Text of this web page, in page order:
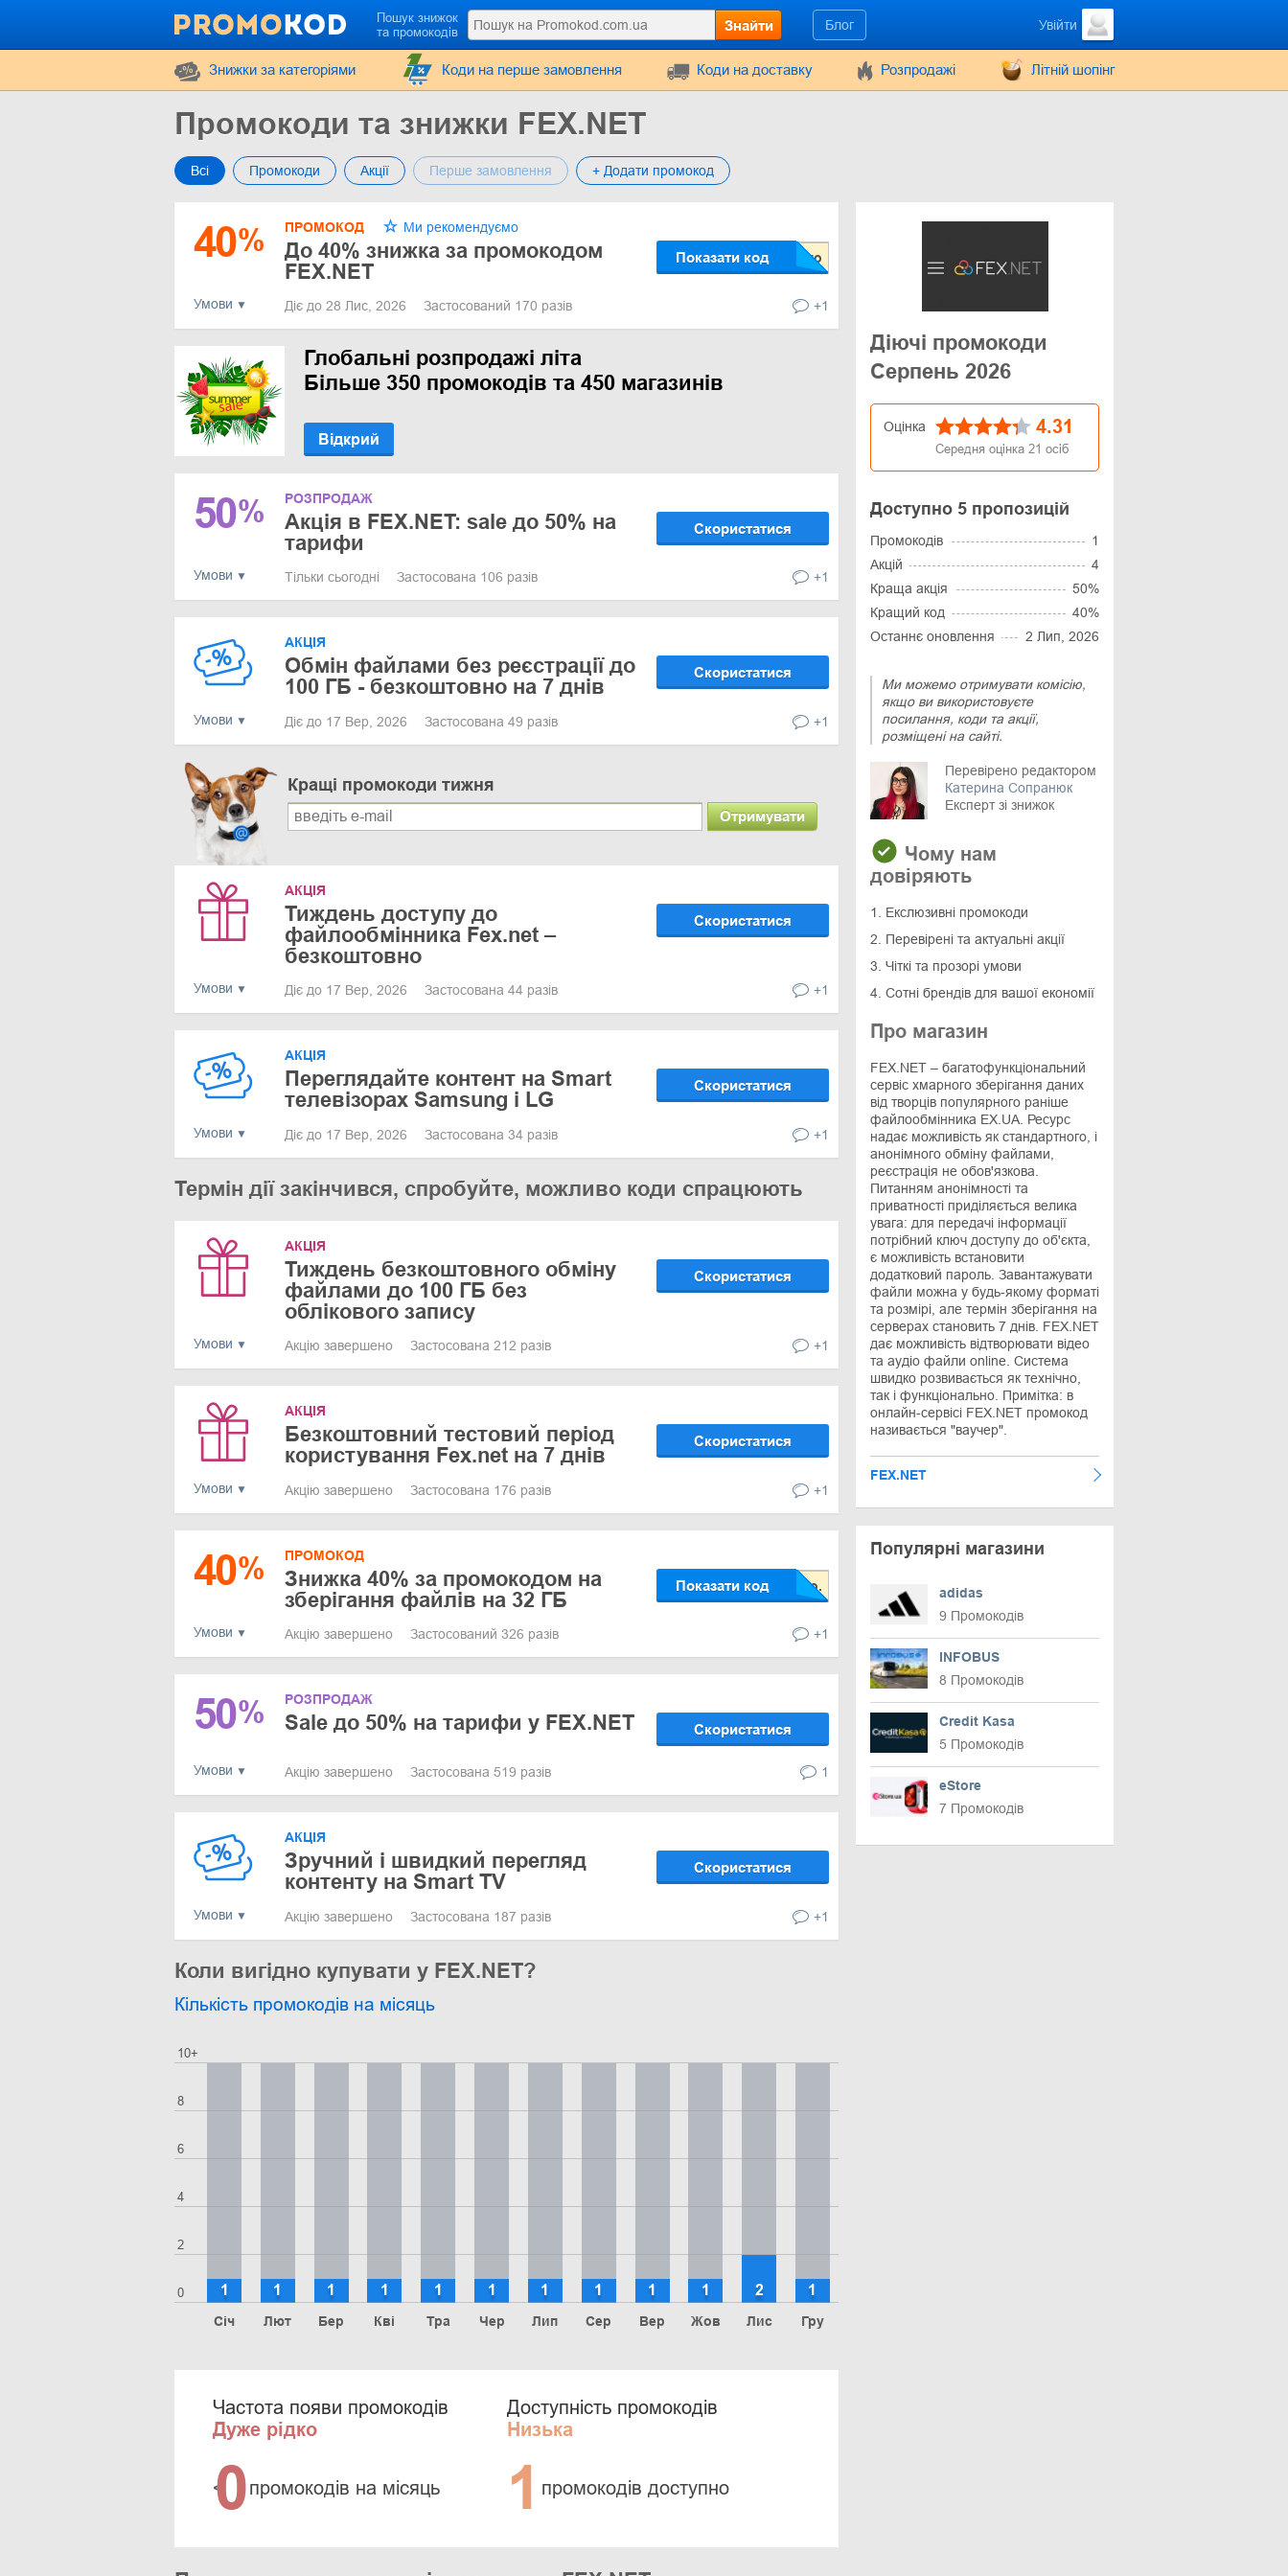
Пошук знижок
та промокодів
Знайти Блог Увійти
Знижки за категоріями Коди на перше замовлення Коди на доставку Розпродажі Літній шопінг
Промокоди та знижки FEX.NET
Всі Промокоди Акції Перше замовлення + Додати промокод
40%
Умови
ПРОМОКОД Ми рекомендуємо
До 40% знижка за промокодом
FEX.NET
Показати код
Діє до 28 Лис, 2026 Застосований 170 разів +1
Глобальні розпродажі літа
Більше 350 промокодів та 450 магазинів
Відкрий
50%
Умови
РОЗПРОДАЖ
Акція в FEX.NET: sale до 50% на
тарифи
Скористатися
Тільки сьогодні Застосована 106 разів +1
Умови
АКЦІЯ
Обмін файлами без реєстрації до
100 ГБ - безкоштовно на 7 днів
Скористатися
Діє до 17 Вер, 2026 Застосована 49 разів +1
Кращі промокоди тижня
Отримувати
Умови
АКЦІЯ
Тиждень доступу до
файлообмінника Fex.net –
безкоштовно
Скористатися
Діє до 17 Вер, 2026 Застосована 44 разів +1
Умови
АКЦІЯ
Переглядайте контент на Smart
телевізорах Samsung і LG
Скористатися
Діє до 17 Вер, 2026 Застосована 34 разів +1
Термін дії закінчився, спробуйте, можливо коди спрацюють
Умови
АКЦІЯ
Тиждень безкоштовного обміну
файлами до 100 ГБ без
облікового запису
Скористатися
Акцію завершено Застосована 212 разів +1
Умови
АКЦІЯ
Безкоштовний тестовий період
користування Fex.net на 7 днів
Скористатися
Акцію завершено Застосована 176 разів +1
40%
Умови
ПРОМОКОД
Знижка 40% за промокодом на
зберігання файлів на 32 ГБ
Показати код
Акцію завершено Застосований 326 разів +1
50%
Умови
РОЗПРОДАЖ
Sale до 50% на тарифи у FEX.NET Скористатися
Акцію завершено Застосована 519 разів 1
Умови
АКЦІЯ
Зручний і швидкий перегляд
контенту на Smart TV
Скористатися
Акцію завершено Застосована 187 разів +1
Коли вигідно купувати у FEX.NET?
Кількість промокодів на місяць
0
2
4
6
8
10+
Січ
1
Лют
1
Бер
1
Кві
1
Тра
1
Чер
1
Лип
1
Сер
1
Вер
1
Жов
1
Лис
2
Гру
1
Частота появи промокодів
Дуже рідко
<0промокодів на місяць
Доступність промокодів
Низька
1 промокодів доступно
Діючі промокоди
Серпень 2026
Оцінка 4.31
Середня оцінка 21 осіб
Доступно 5 пропозицій
Промокодів
1
Акцій
4
Краща акція
50%
Кращий код
40%
Останнє оновлення
2 Лип, 2026
Ми можемо отримувати комісію,
якщо ви використовуєте
посилання, коди та акції,
розміщені на сайті.
Перевірено редактором
Катерина Сопранюк
Експерт зі знижок
Чому нам
довіряють
1. Екслюзивні промокоди
2. Перевірені та актуальні акції
3. Чіткі та прозорі умови
4. Сотні брендів для вашої економії
Про магазин
FEX.NET – багатофункціональний
сервіс хмарного зберігання даних
від творців популярного раніше
файлообмінника EX.UA. Ресурс
надає можливість як стандартного, і
анонімного обміну файлами,
реєстрація не обов'язкова.
Питанням анонімності та
приватності приділяється велика
увага: для передачі інформації
потрібний ключ доступу до об'єкта,
є можливість встановити
додатковий пароль. Завантажувати
файли можна у будь-якому форматі
та розмірі, але термін зберігання на
серверах становить 7 днів. FEX.NET
дає можливість відтворювати відео
та аудіо файли online. Система
швидко розвивається як технічно,
так і функціонально. Примітка: в
онлайн-сервісі FEX.NET промокод
називається "ваучер".
FEX.NET
Популярні магазини
adidas
9 Промокодів
INFOBUS
8 Промокодів
Credit Kasa
5 Промокодів
eStore
7 Промокодів